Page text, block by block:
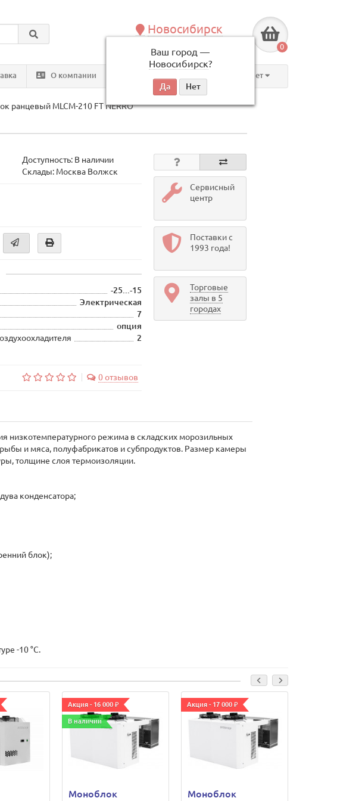
Новосибирск
Ваш город —
Новосибирск?
по будням, с 09:00 до 18:00
0
О компании Личный кабинет
ранцевый МLCM-210 FT NERRO
Доступность: В наличии
Склады: Москва Волжск
-25...-15
Электрическая
7
опция
2
0 отзывов
Сервисный
центр
Поставки с
1993 года!
Торговые
залы в 5
городах
низкотемпературного режима в складских морозильных
и мяса, полуфабрикатов и субпродуктов. Размер камеры
толщине слоя термоизоляции.
конденсатора;
блок);
-10 °С.
Акция - 16 000 ₽
В наличии
Моноблок
Акция - 17 000 ₽
Моноблок